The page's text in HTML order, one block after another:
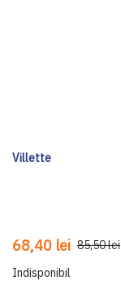
Villette
68,40 lei 85,50 lei
Indisponibil